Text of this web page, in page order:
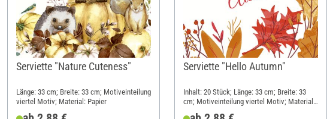
Serviette "Nature Cuteness"
Länge: 33 cm; Breite: 33 cm; Motiveinteilung
viertel Motiv; Material: Papier
Serviette "Hello Autumn"
Inhalt: 20 Stück; Länge: 33 cm; Breite: 33
cm; Motiveinteilung viertel Motiv; Material:
Papier